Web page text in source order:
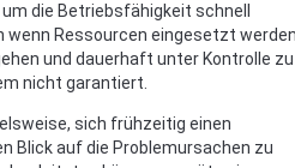
die Betriebsfähigkeit schnell
wenn Ressourcen eingesetzt
und dauerhaft unter Kontrolle zu
nicht garantiert.
sich frühzeitig einen
Blick auf die Problemursachen zu